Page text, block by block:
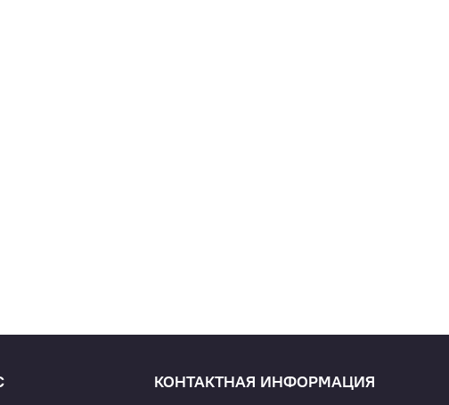
КОНТАКТНАЯ ИНФОРМАЦИЯ